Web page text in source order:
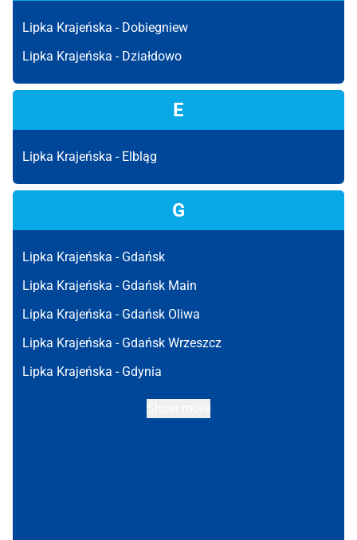
Lipka Krajeńska - Dobiegniew
Lipka Krajeńska - Działdowo
E
Lipka Krajeńska - Elbląg
G
Lipka Krajeńska - Gdańsk
Lipka Krajeńska - Gdańsk Main
Lipka Krajeńska - Gdańsk Oliwa
Lipka Krajeńska - Gdańsk Wrzeszcz
Lipka Krajeńska - Gdynia